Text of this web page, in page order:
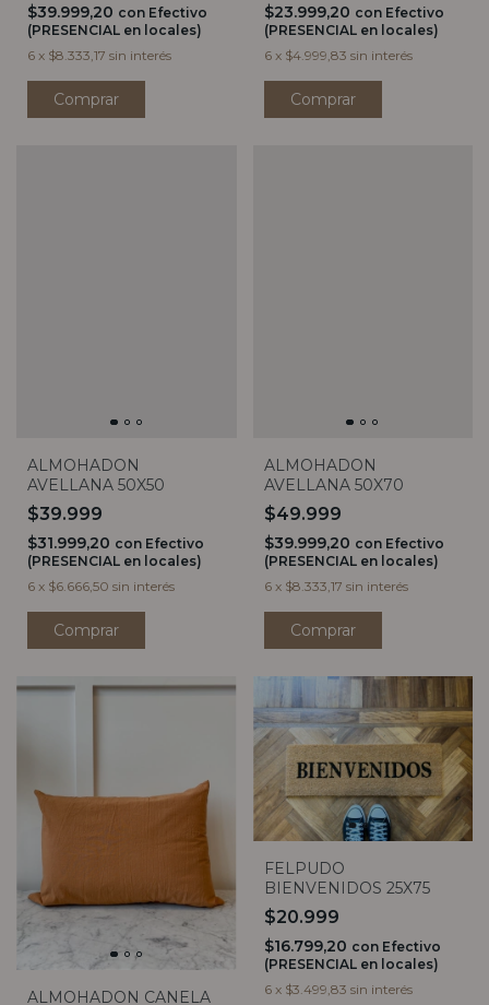
$39.999,20 con Efectivo
(PRESENCIAL en locales)
6 x $8.333,17 sin interés
Comprar
$23.999,20 con Efectivo
(PRESENCIAL en locales)
6 x $4.999,83 sin interés
Comprar
ALMOHADON
AVELLANA 50X50
$39.999
$31.999,20 con Efectivo
(PRESENCIAL en locales)
6 x $6.666,50 sin interés
Comprar
ALMOHADON
AVELLANA 50X70
$49.999
$39.999,20 con Efectivo
(PRESENCIAL en locales)
6 x $8.333,17 sin interés
Comprar
ALMOHADON CANELA
FELPUDO
BIENVENIDOS 25X75
$20.999
$16.799,20 con Efectivo
(PRESENCIAL en locales)
6 x $3.499,83 sin interés